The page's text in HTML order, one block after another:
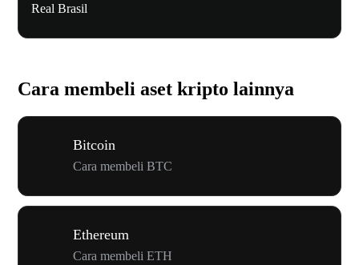
Real Brasil
Cara membeli aset kripto lainnya
Bitcoin
Cara membeli BTC
Ethereum
Cara membeli ETH